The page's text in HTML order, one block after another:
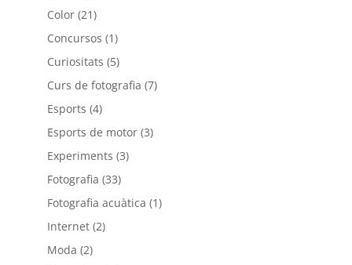
Color(21)
Concursos (1)
Curiositats (5)
Curs de fotografia (7)
Esports (4)
Esports de motor(3)
Experiments (3)
Fotografia (33)
Fotografia acuàtica (1)
Internet(2)
Moda (2)